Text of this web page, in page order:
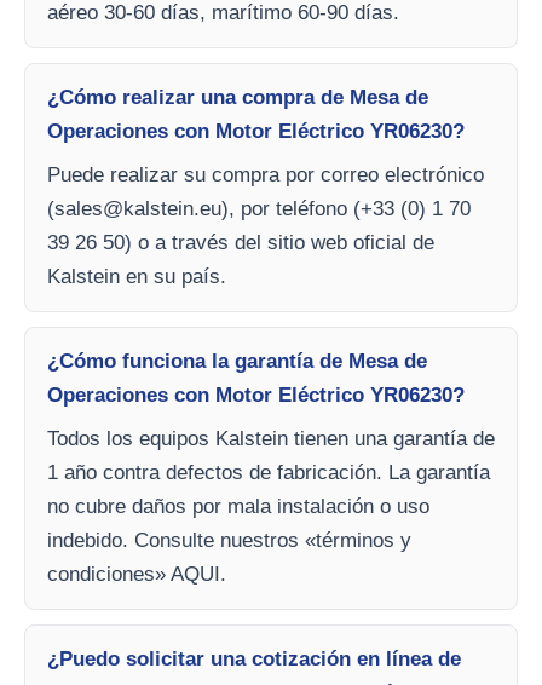
aéreo 30-60 días, marítimo 60-90 días.
¿Cómo realizar una compra de Mesa de
Operaciones con Motor Eléctrico YR06230?
Puede realizar su compra por correo electrónico
(sales@kalstein.eu), por teléfono (+33 (0) 1 70
39 26 50) o a través del sitio web oficial de
Kalstein en su país.
¿Cómo funciona la garantía de Mesa de
Operaciones con Motor Eléctrico YR06230?
Todos los equipos Kalstein tienen una garantía de
1 año contra defectos de fabricación. La garantía
no cubre daños por mala instalación o uso
indebido. Consulte nuestros «términos y
condiciones» AQUI.
¿Puedo solicitar una cotización en línea de